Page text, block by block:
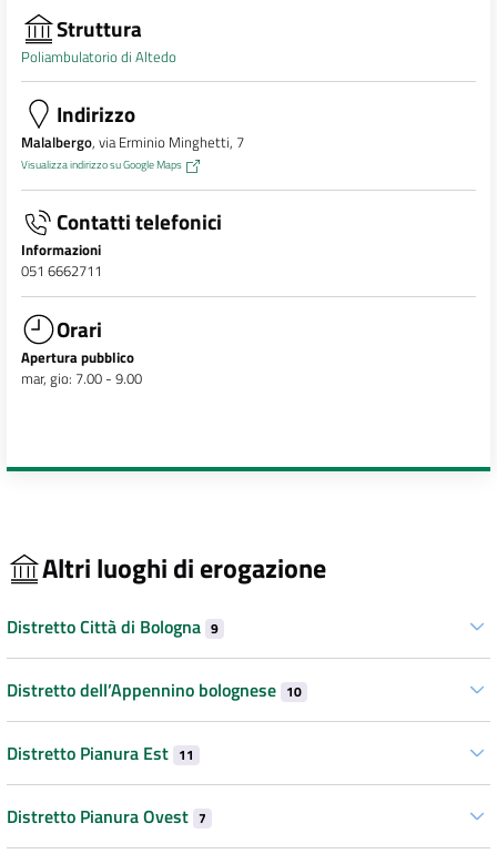
Struttura
Poliambulatorio di Altedo
Indirizzo
Malalbergo, via Erminio Minghetti, 7
Visualizza indirizzo su Google Maps
Contatti telefonici
Informazioni
051 6662711
Orari
Apertura pubblico
mar, gio: 7.00 - 9.00
Altri luoghi di erogazione
Distretto Città di Bologna 9
Distretto dell’Appennino bolognese 10
Distretto Pianura Est 11
Distretto Pianura Ovest 7